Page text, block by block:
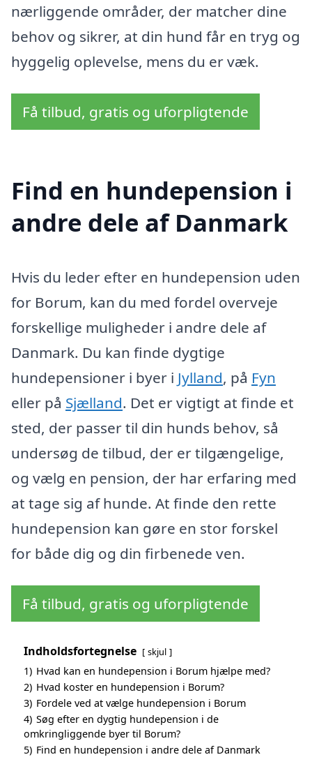
nærliggende områder, der matcher dine
behov og sikrer, at din hund får en tryg og
hyggelig oplevelse, mens du er væk.
Få tilbud, gratis og uforpligtende
Find en hundepension i
andre dele af Danmark
Hvis du leder efter en hundepension uden
for Borum, kan du med fordel overveje
forskellige muligheder i andre dele af
Danmark. Du kan finde dygtige
hundepensioner i byer i Jylland, på Fyn
eller på Sjælland. Det er vigtigt at finde et
sted, der passer til din hunds behov, så
undersøg de tilbud, der er tilgængelige,
og vælg en pension, der har erfaring med
at tage sig af hunde. At finde den rette
hundepension kan gøre en stor forskel
for både dig og din firbenede ven.
Få tilbud, gratis og uforpligtende
Indholdsfortegnelse skjul
1) Hvad kan en hundepension i Borum hjælpe med?
2) Hvad koster en hundepension i Borum?
3) Fordele ved at vælge hundepension i Borum
4) Søg efter en dygtig hundepension i de
omkringliggende byer til Borum?
5) Find en hundepension i andre dele af Danmark